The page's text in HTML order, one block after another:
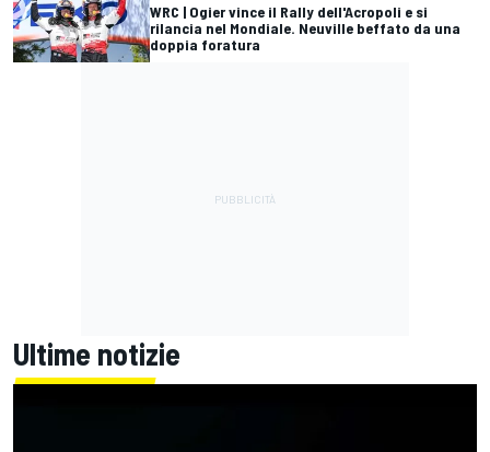
WRC | Ogier vince il Rally dell'Acropoli e si
rilancia nel Mondiale. Neuville beffato da una
doppia foratura
Ultime notizie